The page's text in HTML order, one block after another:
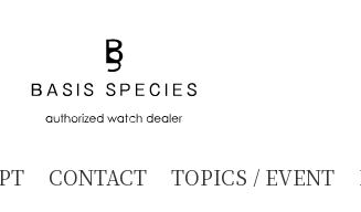
CONTACT TOPICS / EVENT